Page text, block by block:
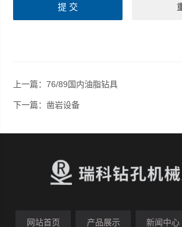
上一篇：76/89国内油脂钻具
下一篇：凿岩设备
网站首页 产品展示 新闻中心